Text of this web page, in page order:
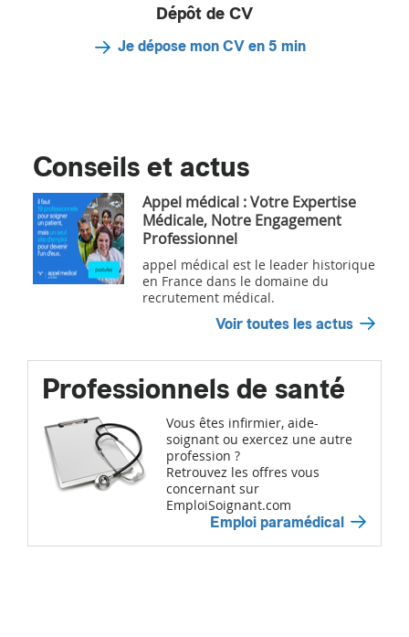
Dépôt de CV
Je dépose mon CV en 5 min
Conseils et actus
Appel médical : Votre Expertise
Médicale, Notre Engagement
Professionnel
appel médical est le leader historique
en France dans le domaine du
recrutement médical.
Voir toutes les actus
Professionnels de santé
Vous êtes infirmier, aide-
soignant ou exercez une autre
profession ?
Retrouvez les offres vous
concernant sur
EmploiSoignant.com
Emploi paramédical